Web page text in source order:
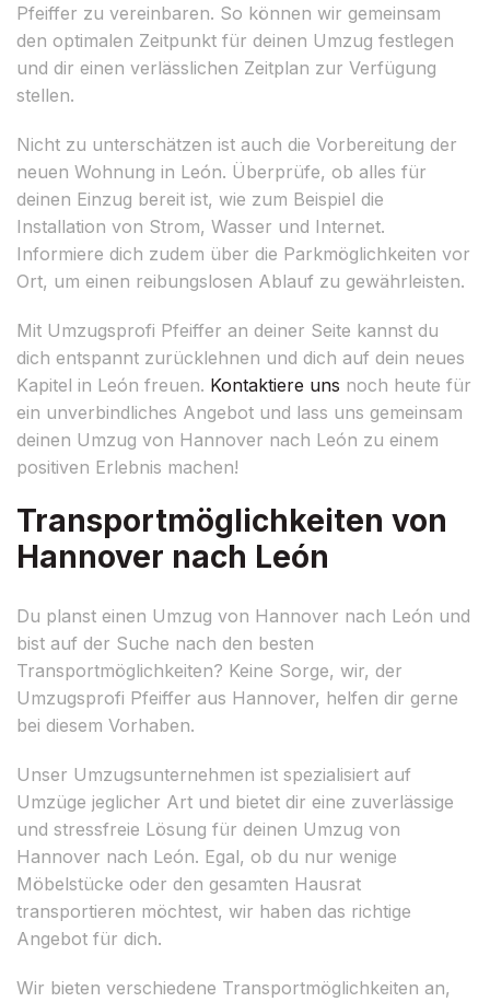
Pfeiffer zu vereinbaren. So können wir gemeinsam
den optimalen Zeitpunkt für deinen Umzug festlegen
und dir einen verlässlichen Zeitplan zur Verfügung
stellen.
Nicht zu unterschätzen ist auch die Vorbereitung der
neuen Wohnung in León. Überprüfe, ob alles für
deinen Einzug bereit ist, wie zum Beispiel die
Installation von Strom, Wasser und Internet.
Informiere dich zudem über die Parkmöglichkeiten vor
Ort, um einen reibungslosen Ablauf zu gewährleisten.
Mit Umzugsprofi Pfeiffer an deiner Seite kannst du
dich entspannt zurücklehnen und dich auf dein neues
Kapitel in León freuen. Kontaktiere uns noch heute für
ein unverbindliches Angebot und lass uns gemeinsam
deinen Umzug von Hannover nach León zu einem
positiven Erlebnis machen!
Transportmöglichkeiten von
Hannover nach León
Du planst einen Umzug von Hannover nach León und
bist auf der Suche nach den besten
Transportmöglichkeiten? Keine Sorge, wir, der
Umzugsprofi Pfeiffer aus Hannover, helfen dir gerne
bei diesem Vorhaben.
Unser Umzugsunternehmen ist spezialisiert auf
Umzüge jeglicher Art und bietet dir eine zuverlässige
und stressfreie Lösung für deinen Umzug von
Hannover nach León. Egal, ob du nur wenige
Möbelstücke oder den gesamten Hausrat
transportieren möchtest, wir haben das richtige
Angebot für dich.
Wir bieten verschiedene Transportmöglichkeiten an,